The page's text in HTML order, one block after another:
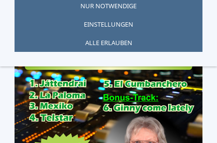
Instrumente
NUR NOTWENDIGE
EINSTELLUNGEN
ALLE ERLAUBEN